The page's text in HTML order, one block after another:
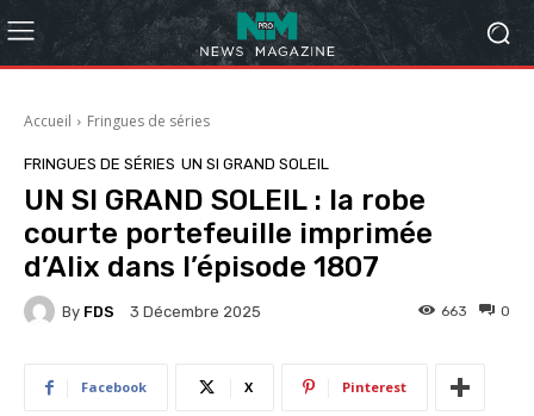
Accueil Fringues de séries
FRINGUES DE SÉRIES UN SI GRAND SOLEIL
UN SI GRAND SOLEIL : la robe
courte portefeuille imprimée
d’Alix dans l’épisode 1807
By FDS 3 Décembre 2025 0
663
Facebook X Pinterest